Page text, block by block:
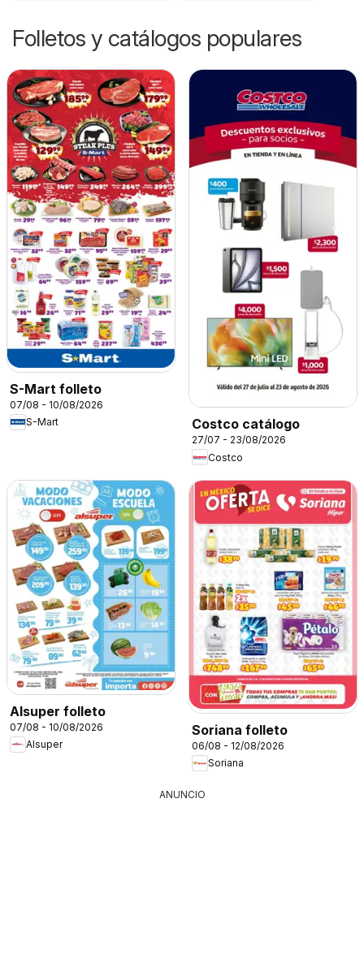
Folletos y catálogos populares
S-Mart folleto
07/08 - 10/08/2026
S-Mart
Costco catálogo
27/07 - 23/08/2026
Costco
Alsuper folleto
07/08 - 10/08/2026
Alsuper
Soriana folleto
06/08 - 12/08/2026
Soriana
ANUNCIO